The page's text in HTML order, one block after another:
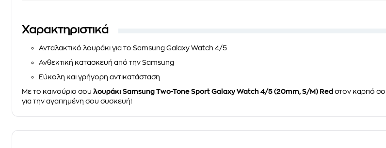
Χαρακτηριστικά
Ανταλακτικό λουράκι για το Samsung Galaxy Watch 4/5
Ανθεκτική κατασκευή από την Samsung
Εύκολη και γρήγορη αντικατάσταση
Με το καινούριο σου λουράκι Samsung Two-Tone Sport Galaxy Watch 4/5 (20mm, S/M) Red στον καρπό
για την αγαπημένη σου συσκευή!